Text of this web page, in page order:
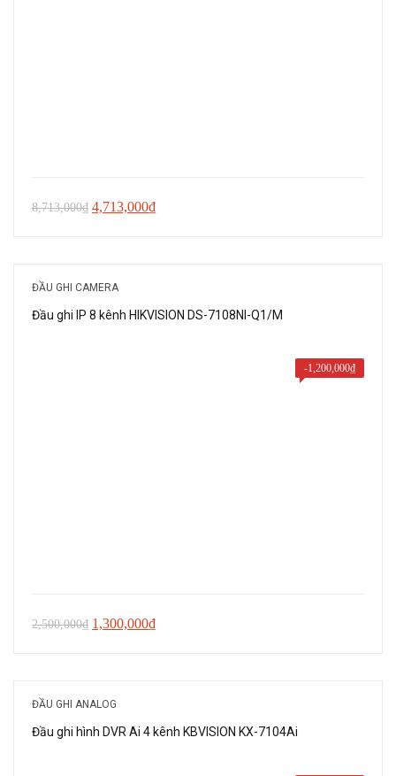
8,713,000₫ Giá
8,713,000₫.
4,713,000₫Giá
4,713,000₫.
ĐẦU GHI CAMERA
Đầu ghi IP 8 kênh HIKVISION DS-7108NI-Q1/M
-1,200,000₫
2,500,000₫ Giá
2,500,000₫.
1,300,000₫Giá
1,300,000₫.
ĐẦU GHI ANALOG
Đầu ghi hình DVR Ai 4 kênh KBVISION KX-7104Ai